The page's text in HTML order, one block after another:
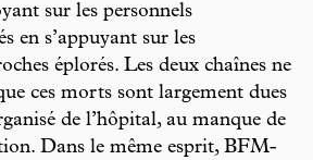
sur les personnels
en s’appuyant sur les
éplorés. Les deux chaînes ne
ces morts sont largement dues
de l’hôpital, au manque de
Dans le même esprit, BFM-